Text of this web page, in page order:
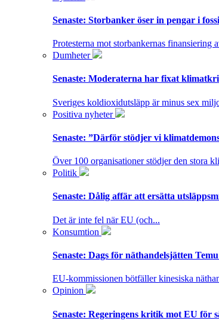
Senaste: Storbanker öser in pengar i
Protesterna mot storbankernas finansiering
Dumheter
Senaste: Moderaterna har fixat
Sveriges koldioxidutsläpp är minus sex
Positiva nyheter
Senaste: ”Därför stödjer vi
Över 100 organisationer stödjer den stora
Politik
Senaste: Dålig affär att ersätta
Det är inte fel när EU (och...
Konsumtion
Senaste: Dags för näthandelsjätten
EU-kommissionen bötfäller kinesiska
Opinion
Senaste: Regeringens kritik mot EU för